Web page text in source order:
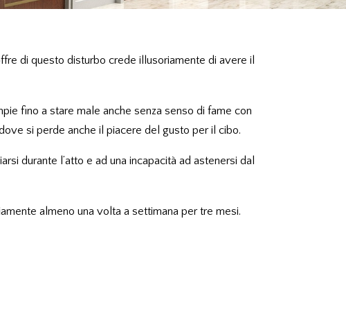
di questo disturbo crede illusoriamente di avere il
fino a stare male anche senza senso di fame con
si perde anche il piacere del gusto per il cibo.
durante l’atto e ad una incapacità ad astenersi dal
almeno una volta a settimana per tre mesi.